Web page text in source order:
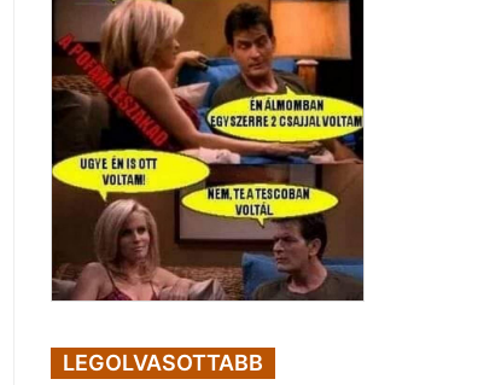
LEGOLVASOTTABB